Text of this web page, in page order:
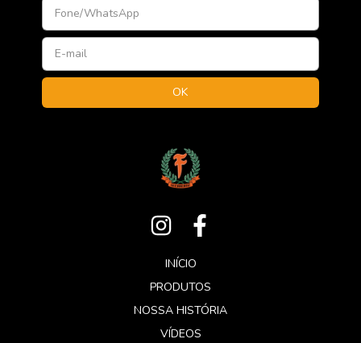
INÍCIO
PRODUTOS
NOSSA HISTÓRIA
VÍDEOS